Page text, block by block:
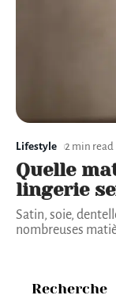
Lifestyle 2 min read
Quelle
lingerie
Satin, soie,
nombreuses
Recherche